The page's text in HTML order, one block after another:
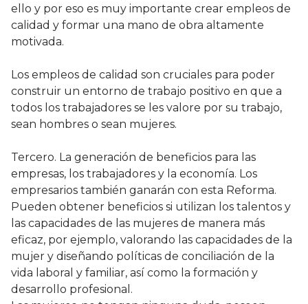
ello y por eso es muy importante crear empleos de
calidad y formar una mano de obra altamente
motivada.
Los empleos de calidad son cruciales para poder
construir un entorno de trabajo positivo en que a
todos los trabajadores se les valore por su trabajo,
sean hombres o sean mujeres.
Tercero. La generación de beneficios para las
empresas, los trabajadores y la economía. Los
empresarios también ganarán con esta Reforma.
Pueden obtener beneficios si utilizan los talentos y
las capacidades de las mujeres de manera más
eficaz, por ejemplo, valorando las capacidades de la
mujer y diseñando políticas de conciliación de la
vida laboral y familiar, así como la formación y
desarrollo profesional.